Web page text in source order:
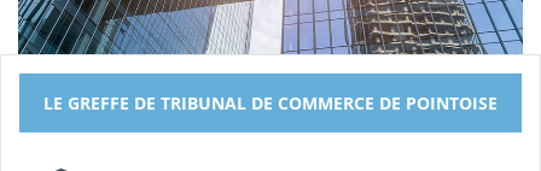
LE GREFFE DE TRIBUNAL DE COMMERCE DE POINTOISE